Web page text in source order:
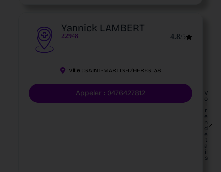
Yannick LAMBERT
22948 4.8/5
Ville : SAINT-MARTIN-D'HERES 38
Appeler : 0476427812
V
o
i
r
e
n
d
é
t
a
il
s